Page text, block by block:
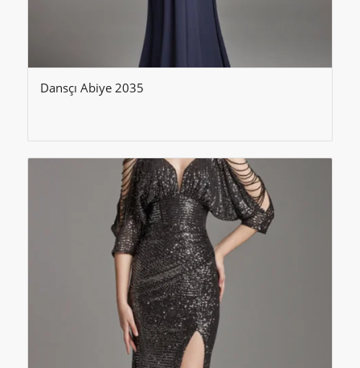
Dansçı Abiye 2035